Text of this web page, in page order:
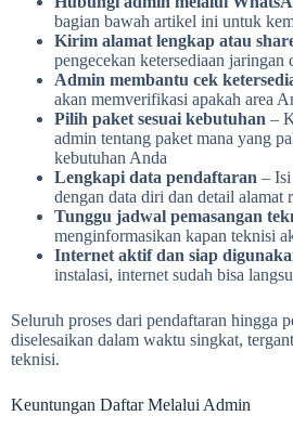
bagian bawah artikel ini untuk
Kirim alamat lengkap atau
pengecekan ketersediaan jaringan
Admin membantu cek
akan memverifikasi apakah area
Pilih paket sesuai kebutuhan –
admin tentang paket mana yang
kebutuhan Anda
Lengkapi data pendaftaran –
dengan data diri dan detail alamat
Tunggu jadwal pemasangan
menginformasikan kapan teknisi
Internet aktif dan siap
instalasi, internet sudah bisa
Seluruh proses dari pendaftaran hingga
diselesaikan dalam waktu singkat,
teknisi.
Keuntungan Daftar Melalui Admin